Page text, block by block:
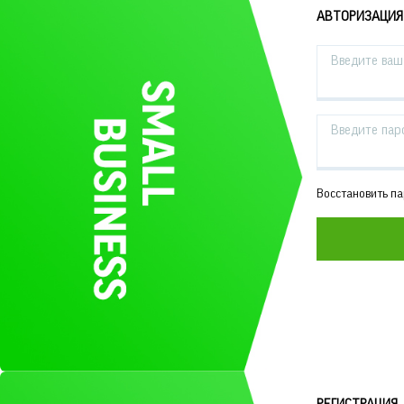
АВТОРИЗАЦИЯ
Введите
Введите
Восстановить